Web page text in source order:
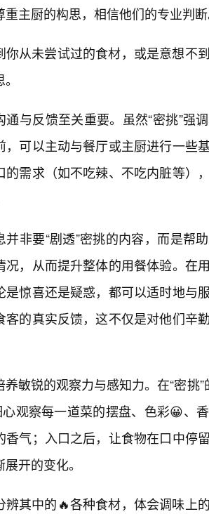
主厨的构思，相信他们的专业判断
你从未尝试过的食材，或是意想不
通与反馈至关重要。虽然“密挑”强
，可以主动与餐厅或主厨进行一些
的需求（如不吃辣、不吃内脏等）
并非要“剧透”密挑的内容，而是帮
况，从而提升整体的用餐体验。在
是惊喜还是疑惑，都可以适时地与
客的真实反馈，这不仅是对他们辛
养敏锐的观察力与感知力。在“密挑
心观察每一道菜的摆盘、色彩😀、
香气；入口之后，让食物在口中停
开的变化。
辨其中的🔥各种食材，体会调味上